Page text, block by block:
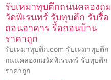
รับเหมาทุบตึกถนนคลองถม
วัดพิเรนทร์ รับทุบตึก รับรื้อ
ถอนอาคาร รื้อถอนบ้าน
ราคาถูก
รับเหมาทุบตึก.com รับเหมาทุบตึก
ถนนคลองถมวัดพิเรนทร์ รับทุบตึก
ราคาถูก